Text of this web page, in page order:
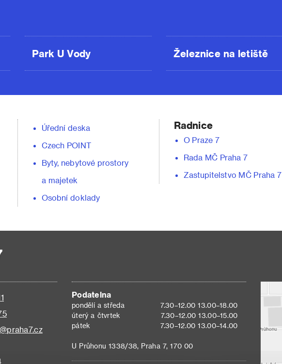
Park U Vody Železnice na letiště
Úřední deska
Czech POINT
Byty, nebytové prostory
a majetek
Osobní doklady
Radnice
O Praze 7
Rada MČ Praha 7
Zastupitelstvo MČ Praha 7
Podatelna
pondělí a středa
7.30–12.00 13.00–18.00
úterý a čtvrtek
7.30–12.00 13.00–15.00
pátek
7.30–12.00 13.00–14.00
U Průhonu 1338/38, Praha 7, 170 00